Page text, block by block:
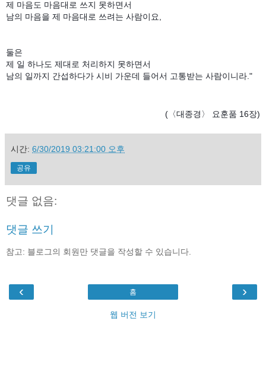
제 마음도 마음대로 쓰지 못하면서
남의 마음을 제 마음대로 쓰려는 사람이요,
둘은
제 일 하나도 제대로 처리하지 못하면서
남의 일까지 간섭하다가 시비 가운데 들어서 고통받는 사람이니라."
(〈대종경〉 요훈품 16장)
시간: 6/30/2019 03:21:00 오후
공유
댓글 없음:
댓글 쓰기
참고: 블로그의 회원만 댓글을 작성할 수 있습니다.
‹ ›
홈
웹 버전 보기